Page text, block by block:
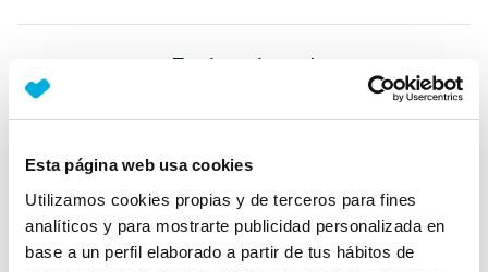
Esta página web usa cookies
Utilizamos cookies propias y de terceros para fines
analíticos y para mostrarte publicidad personalizada en
base a un perfil elaborado a partir de tus hábitos de
Equipamiento*
Detalles destacados
Android Auto y Apple CarPlay
Luz diurna LED
Puerto USB delante y puerto de carga USB detrás
+ Ver todos